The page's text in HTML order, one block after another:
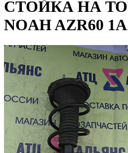
СТОЙКА НА
NOAH AZR60